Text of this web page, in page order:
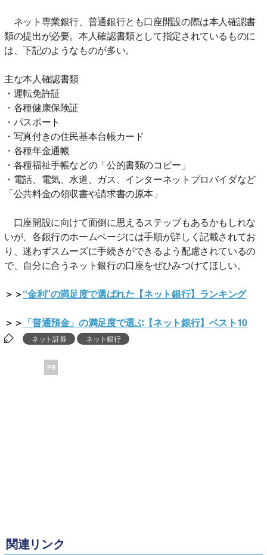
ネット専業銀行、普通銀行とも口座開設の際は本人確認書
類の提出が必要。本人確認書類として指定されているものに
は、下記のようなものが多い。
主な本人確認書類
・運転免許証
・各種健康保険証
・パスポート
・写真付きの住民基本台帳カード
・各種年金通帳
・各種福祉手帳などの「公的書類のコピー」
・電話、電気、水道、ガス、インターネットプロバイダなど
「公共料金の領収書や請求書の原本」
口座開設に向けて面倒に思えるステップもあるかもしれな
いが、各銀行のホームページには手順が詳しく記載されてお
り、迷わずスムーズに手続きができるよう配慮されているの
で、自分に合うネット銀行の口座をぜひみつけてほしい。
＞＞“金利”の満足度で選ばれた【ネット銀行】ランキング
＞＞ 「普通預金」の満足度で選ぶ【ネット銀行】ベスト10
ネット証券 ネット銀行
PR
関連リンク